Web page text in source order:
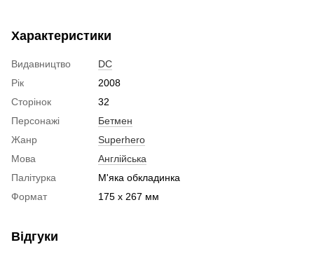
Характеристики
Видавництво
DC
Рік
2008
Сторінок
32
Персонажі
Бетмен
Жанр
Superhero
Мова
Англійська
Палітурка
М'яка обкладинка
Формат
175 x 267 мм
Відгуки